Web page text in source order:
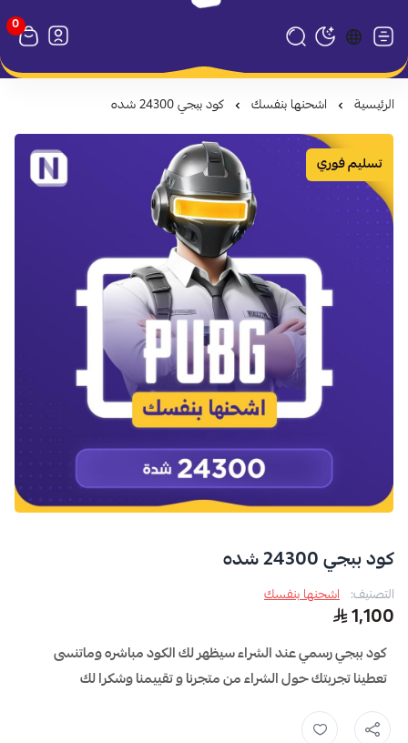
تبديل الوضع الداكن
متجر نظام كارد 0
الرئيسية اشحنها بنفسك كود ببجي 24300 شده
تسليم فوري
كود ببجي 24300 شده
التصنيف: اشحنها بنفسك
1,100
كود ببجي رسمي عند الشراء سيظهر لك الكود مباشره وماتنسى
تعطينا تجربتك حول الشراء من متجرنا و تقييمنا وشكرا لك